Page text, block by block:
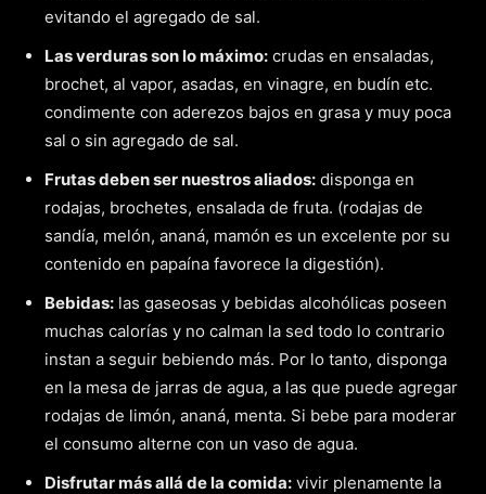
evitando el agregado de sal.
Las verduras son lo máximo: crudas en ensaladas,
brochet, al vapor, asadas, en vinagre, en budín etc.
condimente con aderezos bajos en grasa y muy poca
sal o sin agregado de sal.
Frutas deben ser nuestros aliados: disponga en
rodajas, brochetes, ensalada de fruta. (rodajas de
sandía, melón, ananá, mamón es un excelente por su
contenido en papaína favorece la digestión).
Bebidas: las gaseosas y bebidas alcohólicas poseen
muchas calorías y no calman la sed todo lo contrario
instan a seguir bebiendo más. Por lo tanto, disponga
en la mesa de jarras de agua, a las que puede agregar
rodajas de limón, ananá, menta. Si bebe para moderar
el consumo alterne con un vaso de agua.
Disfrutar más allá de la comida: vivir plenamente la